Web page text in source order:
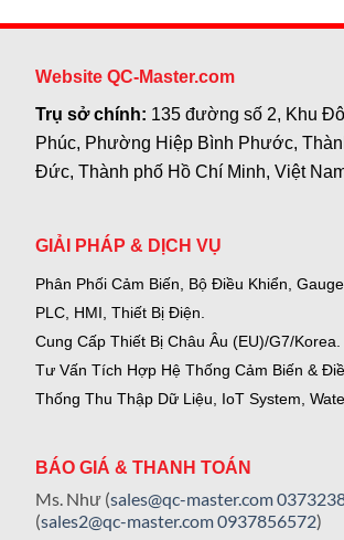
Website QC-Master.com
Trụ sở chính: 135 đường số 2, Khu
Phúc, Phường Hiệp Bình Phước,
Đức, Thành phố Hồ Chí Minh, Việt
GIẢI PHÁP & DỊCH VỤ
Phân Phối Cảm Biến, Bộ Điều Khiển, Gauge,
PLC, HMI, Thiết Bị Điện.
Cung Cấp Thiết Bị Châu Âu (EU)/G7/Korea.
Tư Vấn Tích Hợp Hệ Thống Cảm Biến &
Thống Thu Thập Dữ Liệu, IoT System,
BÁO GIÁ & THANH TOÁN
Ms. Như (sales@qc-master.com
(sales2@qc-master.com0937856572)